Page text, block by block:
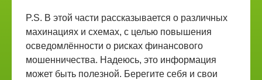
P.S. В этой части рассказывается о различных
махинациях и схемах, с целью повышения
осведомлённости о рисках финансового
мошенничества. Надеюсь, это информация
может быть полезной. Берегите себя и свои